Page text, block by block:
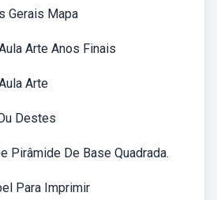
Gerais Mapa
Arte Anos Finais
Arte
Destes
Pirâmide De Base Quadrada.
Para Imprimir